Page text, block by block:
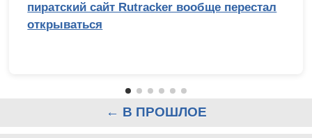
пиратский сайт Rutracker вообще перестал
открываться
← В ПРОШЛОЕ